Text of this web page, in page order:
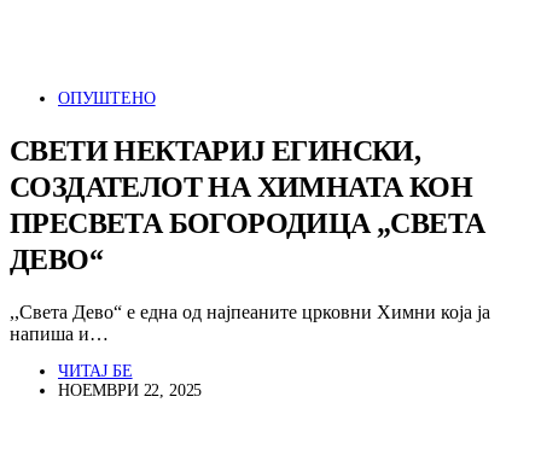
ОПУШТЕНО
СВЕТИ НЕКТАРИЈ ЕГИНСКИ,
СОЗДАТЕЛОТ НА ХИМНАТА КОН
ПРЕСВЕТА БОГОРОДИЦА „СВЕТА
ДЕВО“
,,Света Дево“ е една од најпеаните црковни Химни која ја
напиша и…
ЧИТАЈ БЕ
НОЕМВРИ 22, 2025